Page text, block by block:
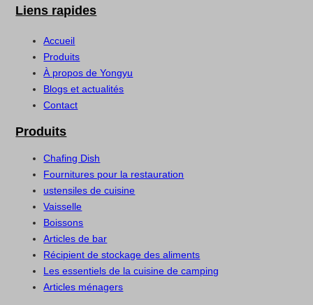
Liens rapides
Accueil
Produits
À propos de Yongyu
Blogs et actualités
Contact
Produits
Chafing Dish
Fournitures pour la restauration
ustensiles de cuisine
Vaisselle
Boissons
Articles de bar
Récipient de stockage des aliments
Les essentiels de la cuisine de camping
Articles ménagers